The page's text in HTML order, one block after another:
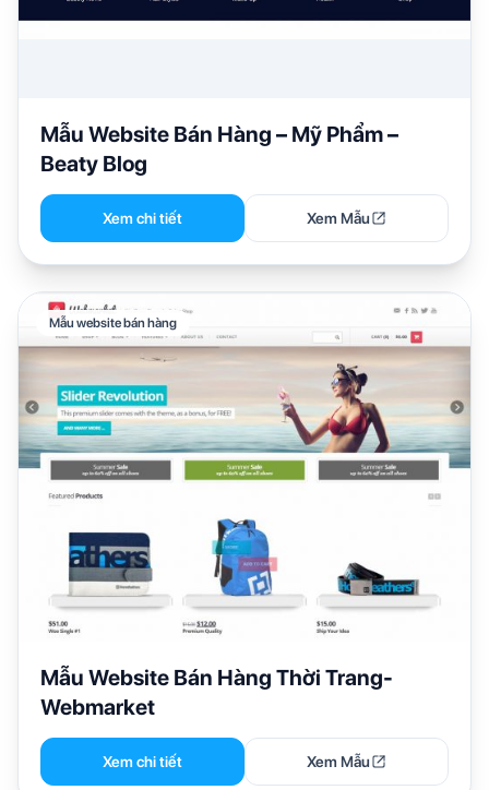
Mẫu Website Bán Hàng – Mỹ Phẩm –
Beaty Blog
Xem chi tiết Xem Mẫu
Mẫu website bán hàng
Mẫu Website Bán Hàng Thời Trang-
Webmarket
Xem chi tiết Xem Mẫu